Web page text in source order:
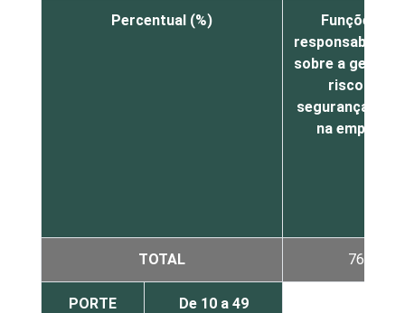
Percentual (%)
Funções e
sobre a gestão
risco de
segurança
na empresa
TOTAL 76
PORTE
De 10 a 49